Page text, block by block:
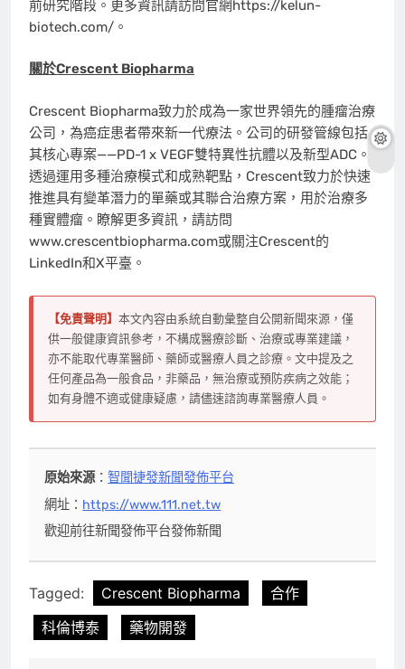
前研究階段。更多資訊請訪問官網https://kelun-
biotech.com/。
關於Crescent Biopharma
Crescent Biopharma致力於成為一家世界領先的腫瘤治療
公司，為癌症患者帶來新一代療法。公司的研發管線包括
其核心專案——PD-1 x VEGF雙特異性抗體以及新型ADC。
透過運用多種治療模式和成熟靶點，Crescent致力於快速
推進具有變革潛力的單藥或其聯合治療方案，用於治療多
種實體瘤。瞭解更多資訊，請訪問
www.crescentbiopharma.com或關注Crescent的
LinkedIn和X平臺。
【免責聲明】 本文內容由系統自動彙整自公開新聞來源，僅
供一般健康資訊參考，不構成醫療診斷、治療或專業建議，
亦不能取代專業醫師、藥師或醫療人員之診療。文中提及之
任何產品為一般食品，非藥品，無治療或預防疾病之效能；
如有身體不適或健康疑慮，請儘速諮詢專業醫療人員。
原始來源：智聞捷發新聞發佈平台
網址： https://www.111.net.tw
歡迎前往新聞發佈平台發佈新聞
Tagged: Crescent Biopharma
合作
科倫博泰
藥物開發